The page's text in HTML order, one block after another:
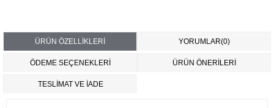
ÜRÜN ÖZELLIKLERI YORUMLAR(0)
ÖDEME SEÇENEKLERI ÜRÜN ÖNERILERI
TESLİMAT VE İADE